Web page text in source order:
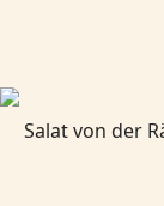
Salat von der